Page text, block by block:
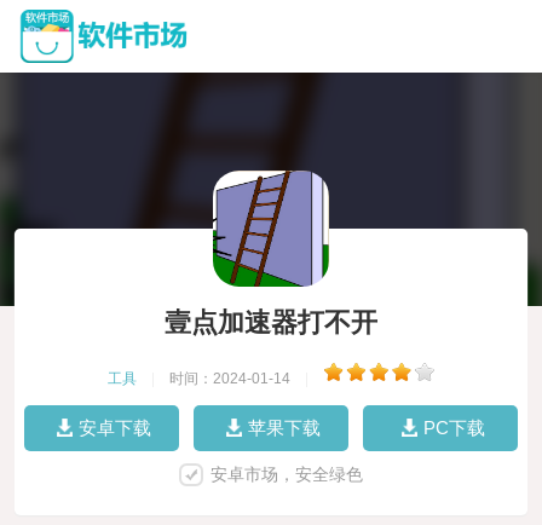
壹点加速器打不开
工具 时间：2024-01-14
安卓下载 苹果下载 PC下载
安卓市场，安全绿色